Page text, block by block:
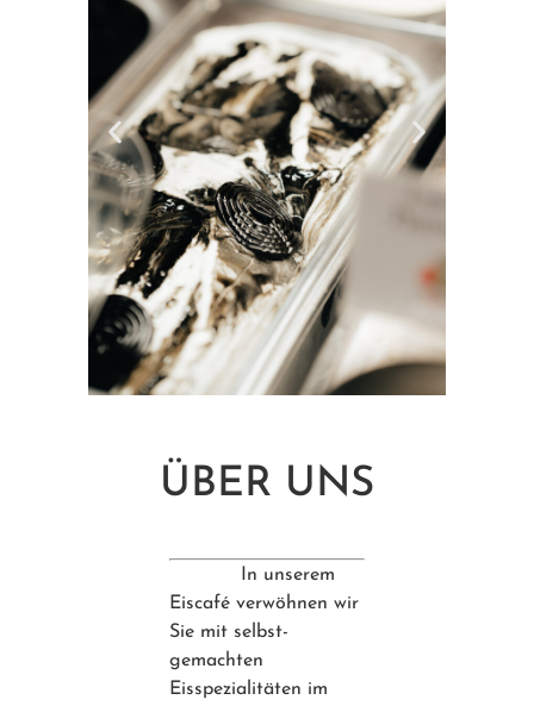
ÜBER UNS
In unserem
Eiscafé verwöhnen wir
Sie mit selbst-
gemachten
Eisspezialitäten im